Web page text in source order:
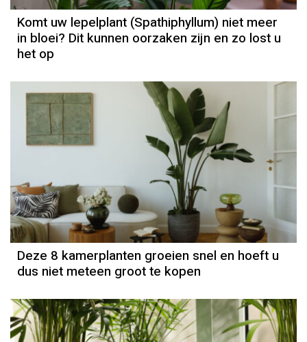
Komt uw lepelplant (Spathiphyllum) niet meer
in bloei? Dit kunnen oorzaken zijn en zo lost u
het op
Deze 8 kamerplanten groeien snel en hoeft u
dus niet meteen groot te kopen